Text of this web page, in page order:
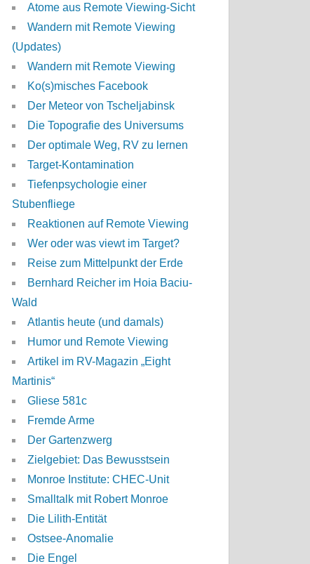
Atome aus Remote Viewing-Sicht
Wandern mit Remote Viewing
(Updates)
Wandern mit Remote Viewing
Ko(s)misches Facebook
Der Meteor von Tscheljabinsk
Die Topografie des Universums
Der optimale Weg, RV zu lernen
Target-Kontamination
Tiefenpsychologie einer
Stubenfliege
Reaktionen auf Remote Viewing
Wer oder was viewt im Target?
Reise zum Mittelpunkt der Erde
Bernhard Reicher im Hoia Baciu-
Wald
Atlantis heute (und damals)
Humor und Remote Viewing
Artikel im RV-Magazin „Eight
Martinis“
Gliese 581c
Fremde Arme
Der Gartenzwerg
Zielgebiet: Das Bewusstsein
Monroe Institute: CHEC-Unit
Smalltalk mit Robert Monroe
Die Lilith-Entität
Ostsee-Anomalie
Die Engel